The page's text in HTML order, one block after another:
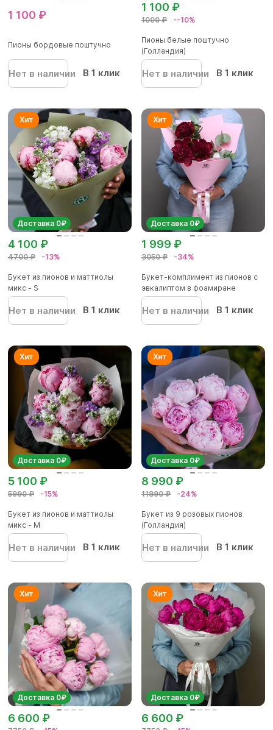
1 100 ₽
Пионы бордовые поштучно
Нет в наличии В 1 клик
1000 ₽ --10%
1 100 ₽
Пионы белые поштучно
(Голландия)
Нет в наличии В 1 клик
Доставка 0₽
4700 ₽ -13%
4 100 ₽
Букет из пионов и маттиолы
микс - S
Нет в наличии В 1 клик
Доставка 0₽
3050 ₽ -34%
1 999 ₽
Букет-комплимент из пионов с
эвкалиптом в фоамиране
Нет в наличии В 1 клик
Доставка 0₽
5990 ₽ -15%
5 100 ₽
Букет из пионов и маттиолы
микс - M
Нет в наличии В 1 клик
Доставка 0₽
11890 ₽ -24%
8 990 ₽
Букет из 9 розовых пионов
(Голландия)
Нет в наличии В 1 клик
Доставка 0₽
6 600 ₽
Доставка 0₽
6 600 ₽